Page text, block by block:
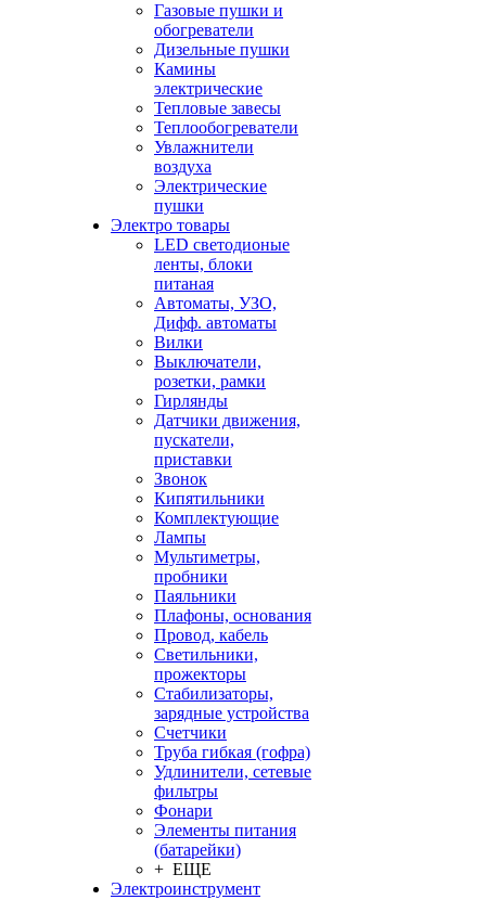
Газовые пушки и
обогреватели
Дизельные пушки
Камины
электрические
Тепловые завесы
Теплообогреватели
Увлажнители
воздуха
Электрические
пушки
Электро товары
LED светодионые
ленты, блоки
питаная
Автоматы, УЗО,
Дифф. автоматы
Вилки
Выключатели,
розетки, рамки
Гирлянды
Датчики движения,
пускатели,
приставки
Звонок
Кипятильники
Комплектующие
Лампы
Мультиметры,
пробники
Паяльники
Плафоны, основания
Провод, кабель
Светильники,
прожекторы
Стабилизаторы,
зарядные устройства
Счетчики
Труба гибкая (гофра)
Удлинители, сетевые
фильтры
Фонари
Элементы питания
(батарейки)
+ ЕЩЕ
Электроинструмент